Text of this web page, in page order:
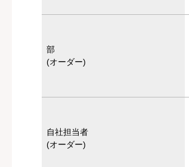
部
(オーダー)
自社担当者
(オーダー)